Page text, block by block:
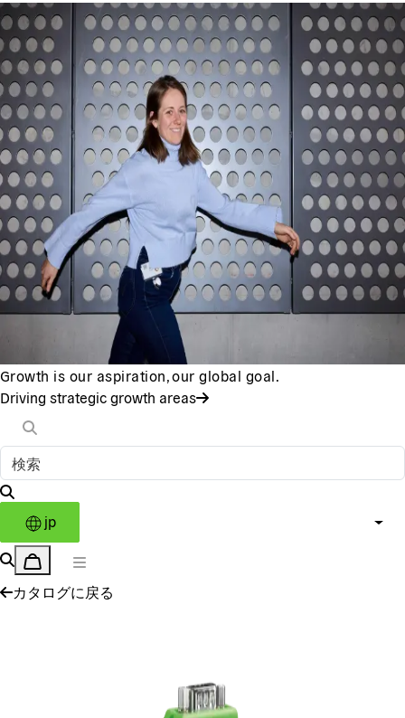
Growth is our aspiration, our global goal.
Driving strategic growth areas
jp
カタログに戻る